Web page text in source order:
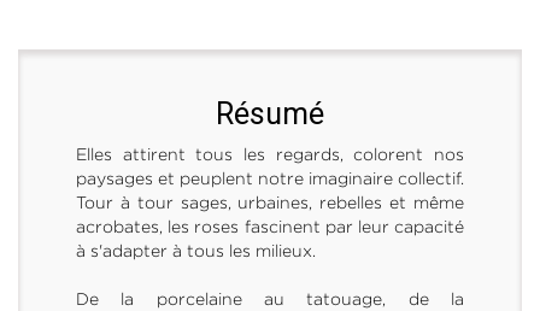
Résumé
Elles attirent tous les regards, colorent nos
paysages et peuplent notre imaginaire collectif.
Tour à tour sages, urbaines, rebelles et même
acrobates, les roses fascinent par leur capacité
à s'adapter à tous les milieux.
De la porcelaine au tatouage, de la